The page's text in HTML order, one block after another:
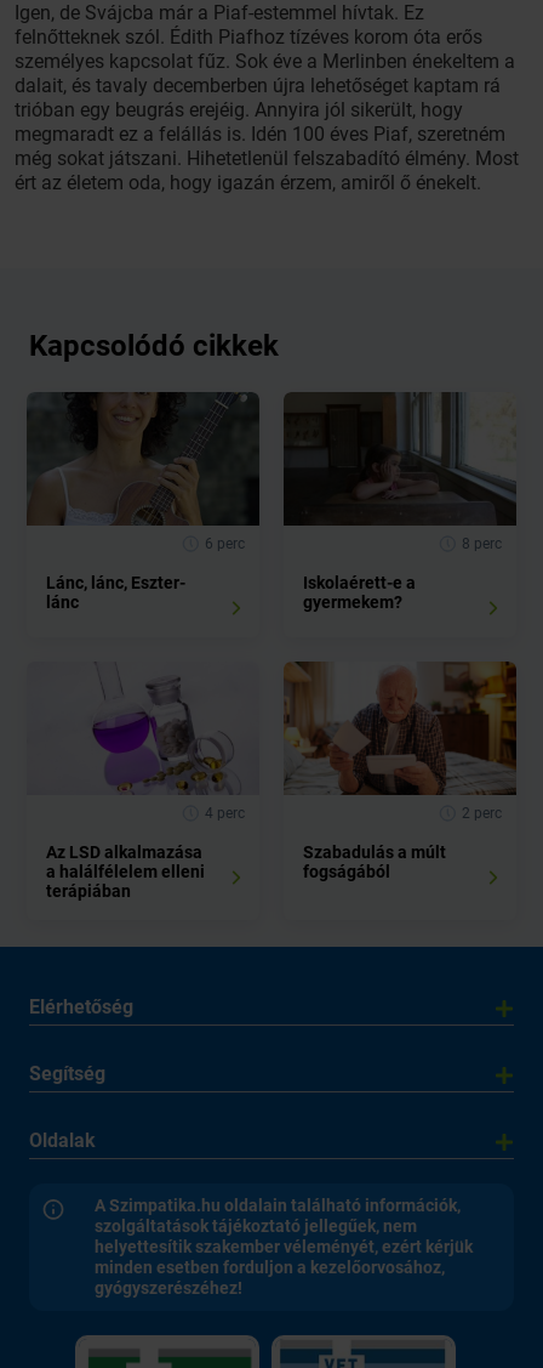
Igen, de Svájcba már a Piaf-estemmel hívtak. Ez
felnőtteknek szól. Édith Piafhoz tízéves korom óta erős
személyes kapcsolat fűz. Sok éve a Merlinben énekeltem a
dalait, és tavaly decemberben újra lehetőséget kaptam rá
trióban egy beugrás erejéig. Annyira jól sikerült, hogy
megmaradt ez a felállás is. Idén 100 éves Piaf, szeretném
még sokat játszani. Hihetetlenül felszabadító élmény. Most
ért az életem oda, hogy igazán érzem, amiről ő énekelt.
Kapcsolódó cikkek
6 perc
Lánc, lánc, Eszter-
lánc
8 perc
Iskolaérett-e a
gyermekem?
4 perc
Az LSD alkalmazása
a halálfélelem elleni
terápiában
2 perc
Szabadulás a múlt
fogságából
Elérhetőség
Segítség
Oldalak
A Szimpatika.hu oldalain található információk,
szolgáltatások tájékoztató jellegűek, nem
helyettesítik szakember véleményét, ezért kérjük
minden esetben forduljon a kezelőorvosához,
gyógyszerészéhez!